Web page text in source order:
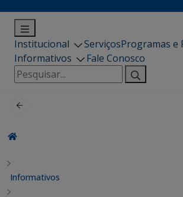
Institucional ServiçosProgramas e
Informativos
Fale Conosco
Pesquisar
por:
Informativos